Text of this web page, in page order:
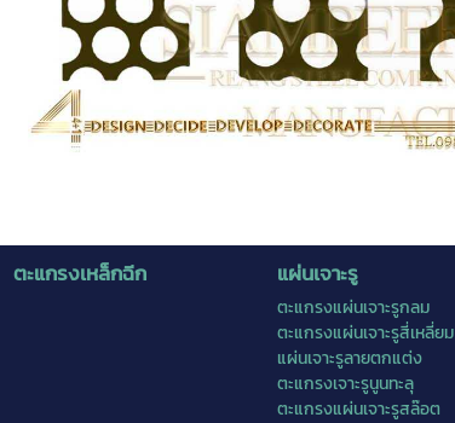
ตะแกรงเหล็กฉีก แผ่นเจาะรู
ตะแกรงแผ่นเจาะรูกลม
ตะแกรงแผ่นเจาะรูสี่เหลี่ยม
แผ่นเจาะรูลายตกแต่ง
ตะแกรงเจาะรูนูนทะลุ
ตะแกรงแผ่นเจาะรูสล๊อต